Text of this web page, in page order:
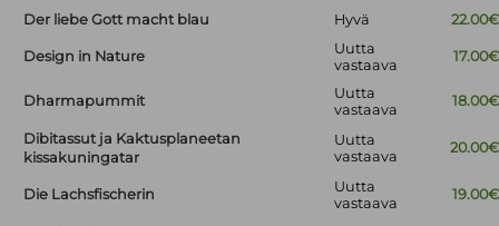
Der liebe Gott macht blau
Hyvä 22.00€
Design in Nature
Uutta
vastaava
17.00€
Dharmapummit
Uutta
vastaava
18.00€
Dibitassut ja Kaktusplaneetan
kissakuningatar
Uutta
vastaava
20.00€
Die Lachsfischerin
Uutta
vastaava
19.00€